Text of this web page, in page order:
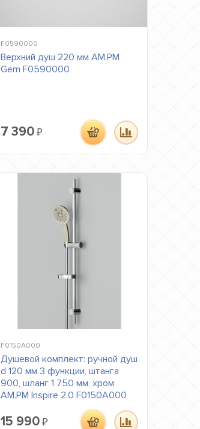
F0590000
Верхний душ 220 мм AM.PM
Gem F0590000
7 390 ₽
F0150A000
Душевой комплект: ручной душ
d 120 мм 3 функции, штанга
900, шланг 1 750 мм, хром
AM.PM Inspire 2.0 F0150A000
15 990 ₽